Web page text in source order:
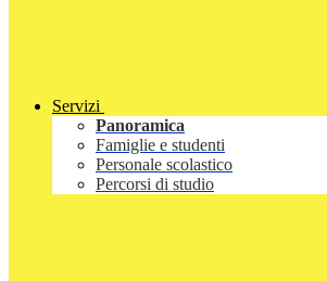
Servizi
Panoramica
Famiglie e studenti
Personale scolastico
Percorsi di studio